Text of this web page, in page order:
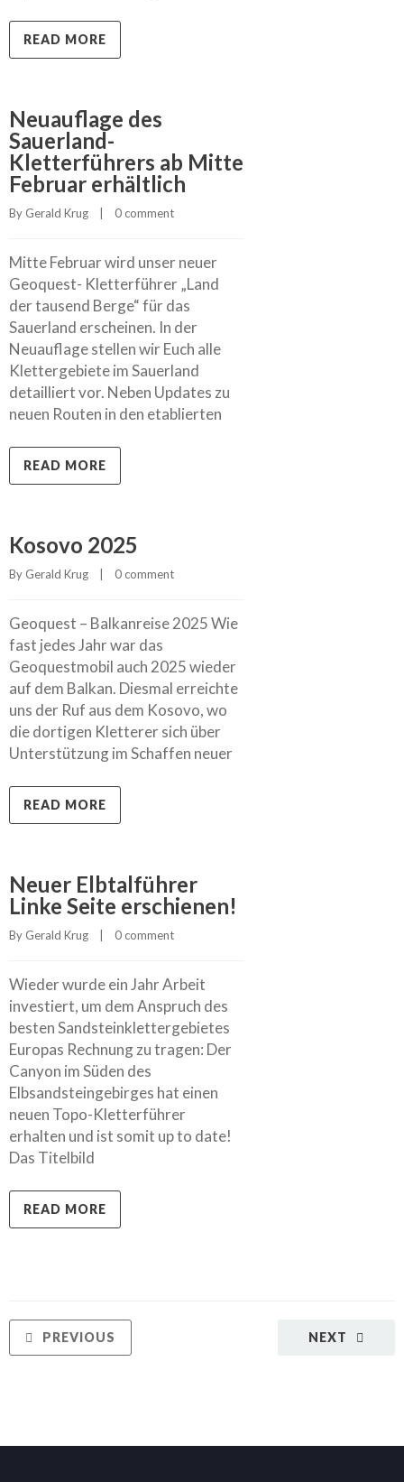
READ MORE
Neuauflage des
Sauerland-
Kletterführers ab Mitte
Februar erhältlich
By Gerald Krug 0 comment
Mitte Februar wird unser neuer
Geoquest- Kletterführer „Land
der tausend Berge“ für das
Sauerland erscheinen. In der
Neuauflage stellen wir Euch alle
Klettergebiete im Sauerland
detailliert vor. Neben Updates zu
neuen Routen in den etablierten
READ MORE
Kosovo 2025
By Gerald Krug 0 comment
Geoquest – Balkanreise 2025 Wie
fast jedes Jahr war das
Geoquestmobil auch 2025 wieder
auf dem Balkan. Diesmal erreichte
uns der Ruf aus dem Kosovo, wo
die dortigen Kletterer sich über
Unterstützung im Schaffen neuer
READ MORE
Neuer Elbtalführer
Linke Seite erschienen!
By Gerald Krug 0 comment
Wieder wurde ein Jahr Arbeit
investiert, um dem Anspruch des
besten Sandsteinklettergebietes
Europas Rechnung zu tragen: Der
Canyon im Süden des
Elbsandsteingebirges hat einen
neuen Topo-Kletterführer
erhalten und ist somit up to date!
Das Titelbild
READ MORE
NEXT
PREVIOUS